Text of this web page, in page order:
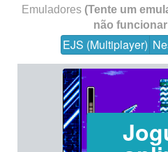
Emuladores (Tente um
não
EJS (Multiplayer)